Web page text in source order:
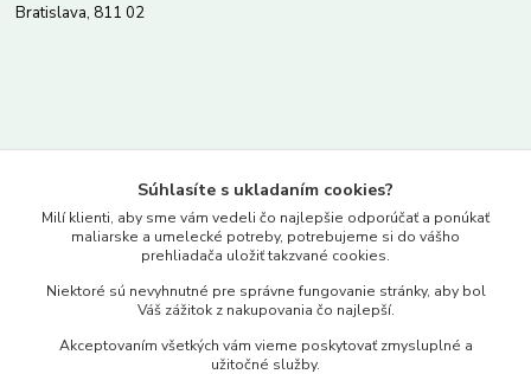
Bratislava, 811 02
www.merkantil.sk
Pondelok-Piatok: 9.00-17.00hod.
objednavky@merkantil-obchod.sk
Súhlasíte s ukladaním cookies?
Milí klienti, aby sme vám vedeli čo najlepšie odporúčať a ponúkať
maliarske a umelecké potreby, potrebujeme si do vášho
prehliadača uložiť takzvané cookies.
Niektoré sú nevyhnutné pre správne fungovanie stránky, aby bol
Váš zážitok z nakupovania čo najlepší.
Akceptovaním všetkých vám vieme poskytovať zmysluplné a
užitočné služby.